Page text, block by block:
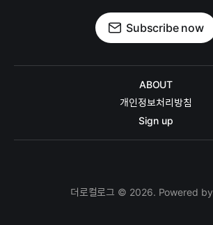
Subscribe now
ABOUT
개인정보처리방침
Sign up
더로컬로그 © 2026. Powered by